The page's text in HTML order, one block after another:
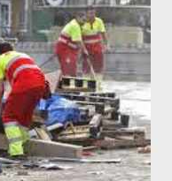
dispuestos a hacer lo
la autorización
más céntricas, volcar los
a mano para agredir a
a la policía,
progresía del país, todos